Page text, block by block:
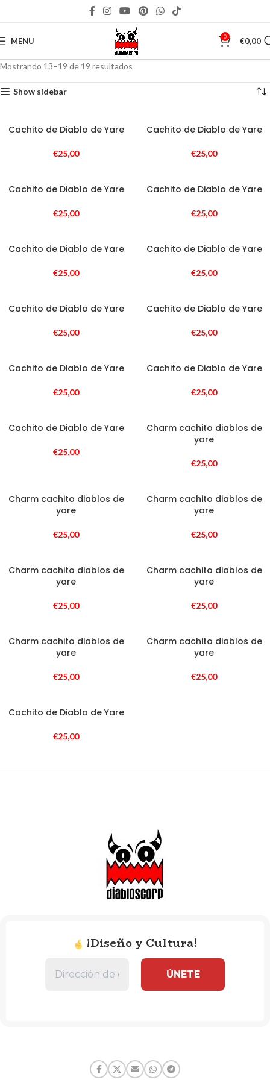
MENU 0 €0,00
Mostrando 13–19 de 19 resultados
Show sidebar
Cachito de Diablo de Yare
€25,00
Cachito de Diablo de Yare
€25,00
Cachito de Diablo de Yare
€25,00
Cachito de Diablo de Yare
€25,00
Cachito de Diablo de Yare
€25,00
Cachito de Diablo de Yare
€25,00
Cachito de Diablo de Yare
€25,00
Cachito de Diablo de Yare
€25,00
Cachito de Diablo de Yare
€25,00
Cachito de Diablo de Yare
€25,00
Cachito de Diablo de Yare
€25,00
Charm cachito diablos de
yare
€25,00
Charm cachito diablos de
yare
€25,00
Charm cachito diablos de
yare
€25,00
Charm cachito diablos de
yare
€25,00
Charm cachito diablos de
yare
€25,00
Charm cachito diablos de
yare
€25,00
Charm cachito diablos de
yare
€25,00
Cachito de Diablo de Yare
€25,00
¡Diseño y Cultura!